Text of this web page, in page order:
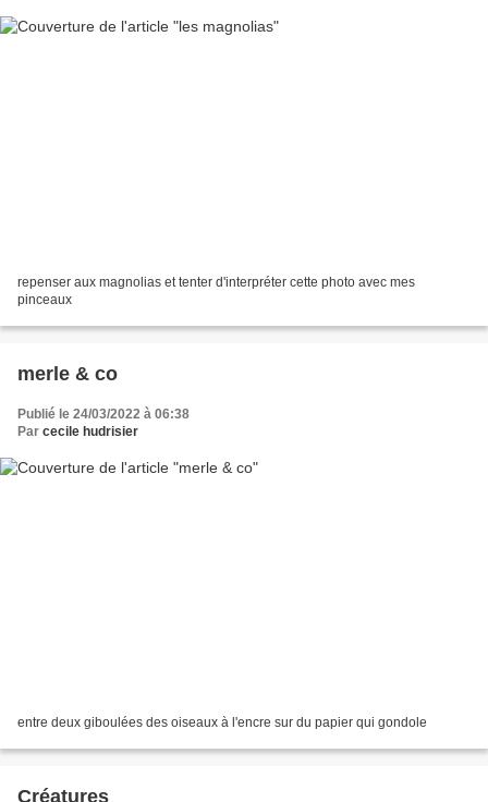
repenser aux magnolias et tenter d'interpréter cette photo avec mes
pinceaux
merle & co
Publié le 24/03/2022 à 06:38
Par cecile hudrisier
entre deux giboulées des oiseaux à l'encre sur du papier qui gondole
Créatures